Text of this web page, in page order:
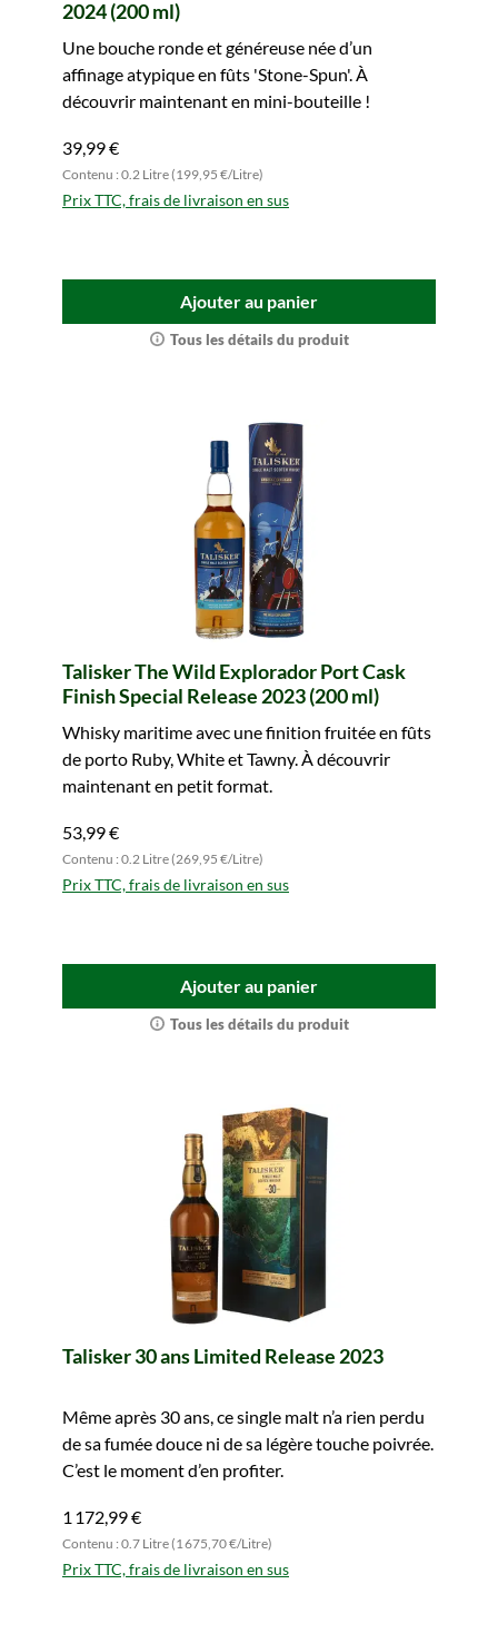
2024 (200 ml)
Une bouche ronde et généreuse née d’un
affinage atypique en fûts 'Stone-Spun'. À
découvrir maintenant en mini-bouteille !
39,99 €
Contenu : 0.2 Litre (199,95 €/Litre)
Prix TTC, frais de livraison en sus
Ajouter au panier
Tous les détails du produit
Talisker The Wild Explorador Port Cask
Finish Special Release 2023 (200 ml)
Whisky maritime avec une finition fruitée en fûts
de porto Ruby, White et Tawny. À découvrir
maintenant en petit format.
53,99 €
Contenu : 0.2 Litre (269,95 €/Litre)
Prix TTC, frais de livraison en sus
Ajouter au panier
Tous les détails du produit
Talisker 30 ans Limited Release 2023
Même après 30 ans, ce single malt n’a rien perdu
de sa fumée douce ni de sa légère touche poivrée.
C’est le moment d’en profiter.
1 172,99 €
Contenu : 0.7 Litre (1 675,70 €/Litre)
Prix TTC, frais de livraison en sus